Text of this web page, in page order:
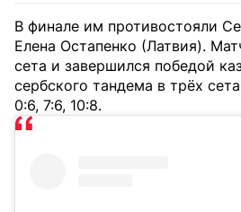
В финале им противостояли
Елена Остапенко (Латвия).
сета и завершился победой
сербского тандема в трёх
0:6, 7:6, 10:8.